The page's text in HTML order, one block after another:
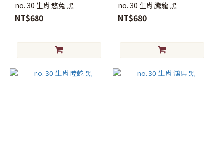
no. 30 生肖 悠兔 黑
NT$680
no. 30 生肖 騰龍 黑
NT$680